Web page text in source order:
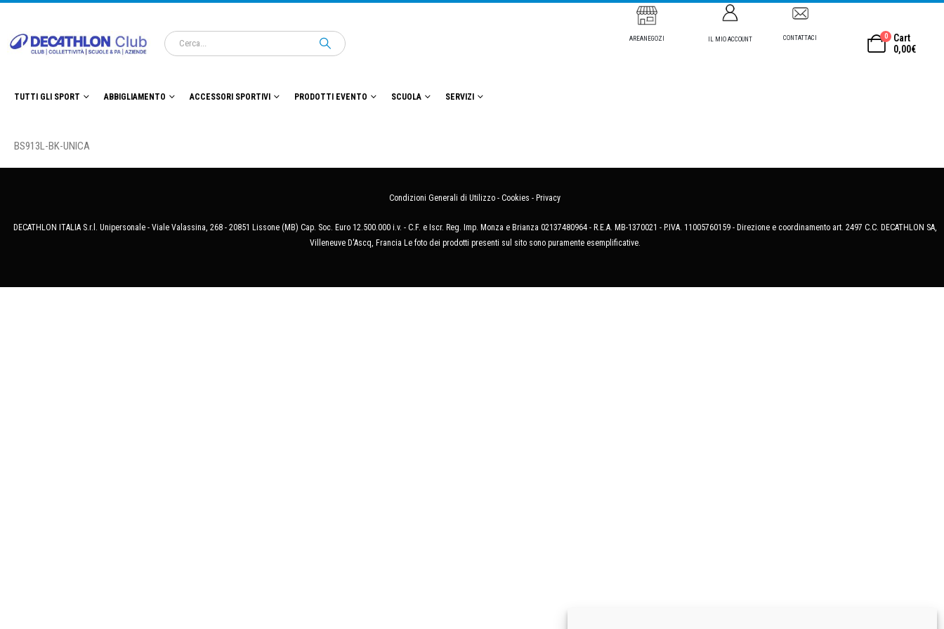
AREANEGOZI IL MIO ACCOUNT CONTATTACI 0
Cart
0,00€
TUTTI GLI SPORT ABBIGLIAMENTO ACCESSORI SPORTIVI PRODOTTI EVENTO SCUOLA SERVIZI
BS913L-BK-UNICA
Condizioni Generali di Utilizzo - Cookies - Privacy
DECATHLON ITALIA S.r.l. Unipersonale - Viale Valassina, 268 - 20851 Lissone (MB) Cap. Soc. Euro 12.500.000 i.v. - C.F. e Iscr. Reg. Imp. Monza e Brianza 02137480964 - R.E.A. MB-1370021 - P.IVA. 11005760159 - Direzione e coordinamento art. 2497 C.C. DECATHLON SA,
Villeneuve D'Ascq, Francia Le foto dei prodotti presenti sul sito sono puramente esemplificative.